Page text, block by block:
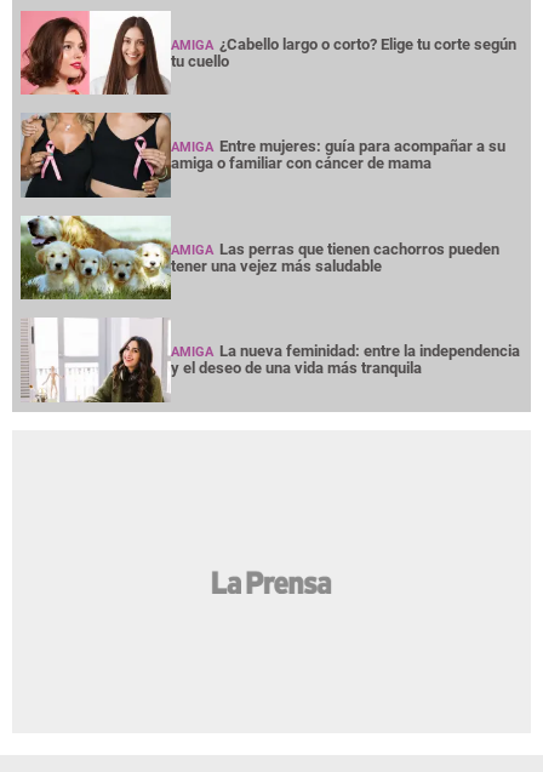
AMIGA ¿Cabello largo o corto? Elige tu corte según
tu cuello
AMIGA Entre mujeres: guía para acompañar a su
amiga o familiar con cáncer de mama
AMIGA Las perras que tienen cachorros pueden
tener una vejez más saludable
AMIGA La nueva feminidad: entre la independencia
y el deseo de una vida más tranquila